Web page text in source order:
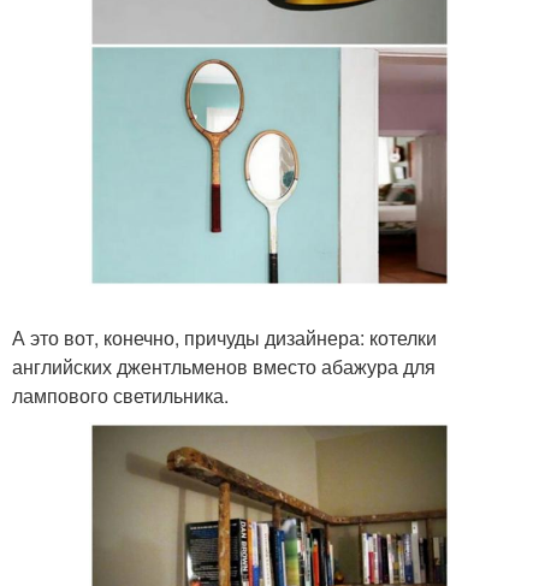
А это вот, конечно, причуды дизайнера: котелки
английских джентльменов вместо абажура для
лампового светильника.